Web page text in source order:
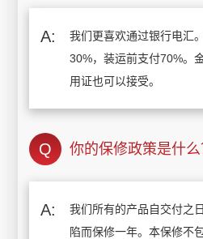
我们更喜欢通过银行电汇
30%，装运前支付70%。
用证也可以接受。
你的保修政策是什么
我们所有的产品自交付之
陷而保修一年。本保修不